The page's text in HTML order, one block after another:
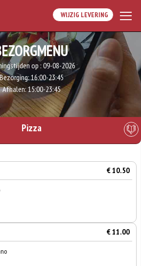
WIJZIG LEVERING
op : 09-08-2026
16:00-23:45
Afhalen:15:00-23:45
Pizza
€ 10.50
€ 11.00